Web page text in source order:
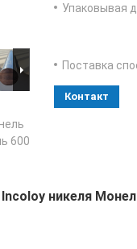
600
Упаковывая
Поставка
Контакт
никеля